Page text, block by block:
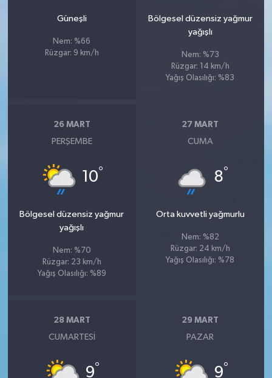
Güneşli
Nem: %66
Rüzgar: 9 km/h
Bölgesel düzensiz yağmur
yağışlı
Nem: %73
Rüzgar: 14 km/h
Yağış Olasılığı: %83
26 MART
PERŞEMBE
10°
Bölgesel düzensiz yağmur
yağışlı
Nem: %70
Rüzgar: 23 km/h
Yağış Olasılığı: %89
27 MART
CUMA
8°
Orta kuvvetli yağmurlu
Nem: %82
Rüzgar: 24 km/h
Yağış Olasılığı: %78
28 MART
CUMARTESI
9°
29 MART
PAZAR
9°